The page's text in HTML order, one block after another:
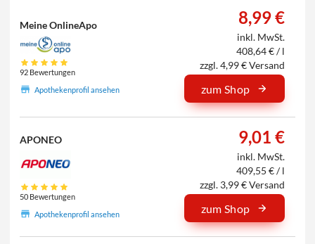
Meine OnlineApo
92 Bewertungen
Apothekenprofil ansehen
8,99 €
inkl. MwSt.
408,64 € / l
zzgl. 4,99 € Versand
zum Shop
APONEO
50 Bewertungen
Apothekenprofil ansehen
9,01 €
inkl. MwSt.
409,55 € / l
zzgl. 3,99 € Versand
zum Shop